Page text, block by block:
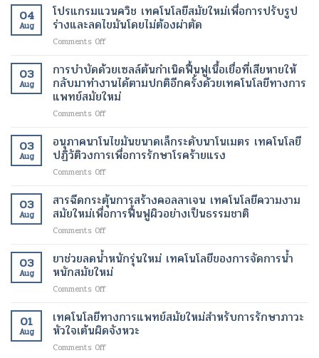
เทคโนโลยี
สมัย
ใหม่
การ
ลด
น้ำ
หนัก
เทคโนโลยี
ทางการ
แพทย์
เปลี่ยนแปลง
ชีวิต
ของ
ผู้
เทคโนโลยี
การ
ผ่าตัด
สมัย
ใหม่
ของ
ผู้
ป่วย
ฟื้นฟู
ผิว
ด้วย
เลเซอร์
ความ
งาม
สมัย
ใหม่
เพื่อ
ที่
กระจ่าง
ดี
ขึ้น
04
Aug
โปรแกรมแวนควิช เทคโนโลยีสมัยใหม่เพื่อการปรับรูป
ร่างและลดไขมันโดยไม่ต้องผ่าตัด
Comments Offon
แก
รม
แวน
ควิช
เทคโนโลยี
ใหม่
เพื่อ
การ
ปรับ
ร่าง
และ
โดย
ไม่
ต้อง
03
Aug
การบำบัดด้วยเซลล์ต้นกำเนิดฟื้นฟูเนื้อเยื่อที่เสียหายให้
กลับมาทำงานได้ตามปกติอีกครั้งด้วยเทคโนโลยีทางการ
แพทย์สมัยใหม่
Comments Offon
บำบัด
ด้วย
เซลล์
ต้น
ฟื้นฟู
เนื้อเยื่อ
ให้
กลับ
มา
ตาม
ปกติ
อีก
03
Aug
อนุภาคนาโนไขมันขนาดเล็กระดับนาโนเมตร เทคโนโลยี
ปฏิวัติวงการเพื่อการรักษาโรคร้ายแรง
Comments Offon
นาโน
ไข
มัน
ขนาด
ระดับ
นาโน
วงการ
เพื่อ
การ
03
Aug
สารฉีดกระตุ้นการสร้างคอลลาเจน เทคโนโลยีความงาม
สมัยใหม่เพื่อการฟื้นฟูผิวอย่างเป็นธรรมชาติ
Comments Offon
ฉีด
กระตุ้น
การ
สร้าง
ล
ลา
03
Aug
ยาช่วยลดน้ำหนักรุ่นใหม่ เทคโนโลยีของการจัดการน้ำ
หนักสมัยใหม่
Comments Offon
ช่วย
ลด
น้ำ
หนัก
01
Aug
เทคโนโลยีทางการแพทย์สมัยใหม่สำหรับการรักษาภาวะ
หัวใจเต้นผิดจังหวะ
Comments Offon